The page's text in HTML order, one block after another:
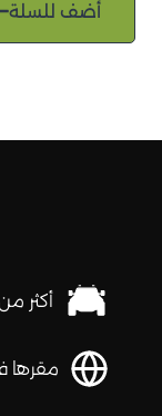
أضف للسلة
أكثر من
مقرها في 160